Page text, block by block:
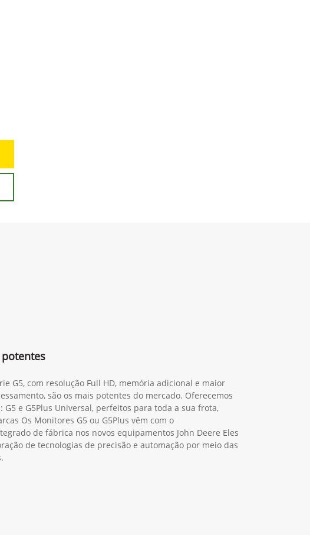
G5, com resolução Full HD, memória adicional e maior
são os mais potentes do mercado. Oferecemos
e G5Plus Universal, perfeitos para toda a sua frota,
Os Monitores G5 ou G5Plus vêm com o
de fábrica nos novos equipamentos John Deere Eles
de tecnologias de precisão e automação por meio das